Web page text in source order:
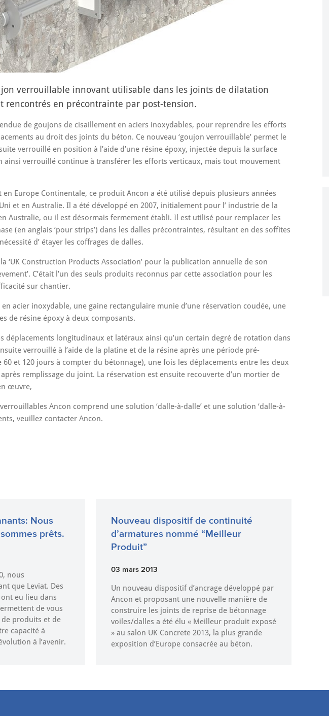
verrouillable innovant utilisable dans les joints de dilatation
rencontrés en précontrainte par post-tension.
de goujons de cisaillement en aciers inoxydables, pour reprendre les efforts
au droit des joints du béton. Ce nouveau ‘goujon verrouillable’ permet le
verrouillé en position à l’aide d’une résine époxy, injectée depuis la surface
ainsi verrouillé continue à transférer les efforts verticaux, mais tout mouvement
Europe Continentale, ce produit Ancon a été utilisé depuis plusieurs années
et en Australie. Il a été développé en 2007, initialement pour l’ industrie de la
Australie, ou il est désormais fermement établi. Il est utilisé pour remplacer les
(en anglais ‘pour strips’) dans les dalles précontraintes, résultant en des soffites
d’ étayer les coffrages de dalles.
‘UK Construction Products Association’ pour la publication annuelle de son
C’était l’un des seuls produits reconnus par cette association pour les
sur chantier.
acier inoxydable, une gaine rectangulaire munie d’une réservation coudée, une
de résine époxy à deux composants.
déplacements longitudinaux et latéraux ainsi qu’un certain degré de rotation dans
verrouillé à l’aide de la platine et de la résine après une période pré-
et 120 jours à compter du bétonnage), une fois les déplacements entre les deux
remplissage du joint. La réservation est ensuite recouverte d’un mortier de
œuvre,
Ancon comprend une solution ‘dalle-à-dalle’ et une solution ‘dalle-à-
veuillez contacter Ancon.
Nous
prêts.
nous
que Leviat. Des
eu lieu dans
de vous
produits et de
capacité à
à l’avenir.
Nouveau dispositif de continuité
d’armatures nommé “Meilleur
Produit”
03 mars 2013
Un nouveau dispositif d’ancrage développé par
Ancon et proposant une nouvelle manière de
construire les joints de reprise de bétonnage
voiles/dalles a été élu « Meilleur produit exposé
» au salon UK Concrete 2013, la plus grande
exposition d’Europe consacrée au béton.